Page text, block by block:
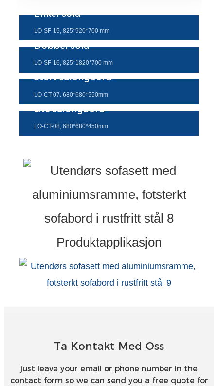
Türkçe
Azərbaycan
Kurmancî
繁體中文
Esperanto
Hmong
नेपाली
Enkel sofa
LO-SF-15, 825*920*700 mm
Dobbel sofa
LO-SF-16, 825*1820*700 mm
Stort salongbord
LO-CT-07, 680*680*550mm
Lite salongbord
LO-CT-08, 680*680*450mm
Produktapplikasjon
Ta Kontakt Med Oss
just leave your email or phone number in the
contact form so we can send you a free quote for